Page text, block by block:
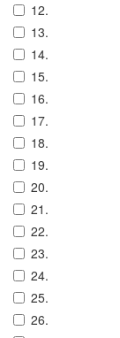
12.
13.
14.
15.
16.
17.
18.
19.
20.
21.
22.
23.
24.
25.
26.